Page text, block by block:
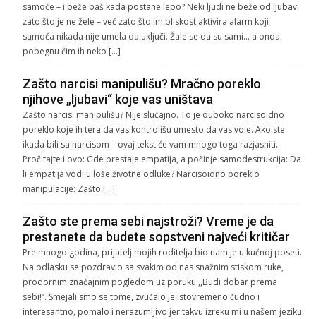
samoće – i beže baš kada postane lepo? Neki ljudi ne beže od ljubavi
zato što je ne žele – već zato što im bliskost aktivira alarm koji
samoća nikada nije umela da uključi. Žale se da su sami… a onda
pobegnu čim ih neko […]
Zašto narcisi manipulišu? Mračno poreklo
njihove „ljubavi“ koje vas uništava
Zašto narcisi manipulišu? Nije slučajno. To je duboko narcisoidno
poreklo koje ih tera da vas kontrolišu umesto da vas vole. Ako ste
ikada bili sa narcisom – ovaj tekst će vam mnogo toga razjasniti.
Pročitajte i ovo: Gde prestaje empatija, a počinje samodestrukcija: Da
li empatija vodi u loše životne odluke? Narcisoidno poreklo
manipulacije: Zašto […]
Zašto ste prema sebi najstroži? Vreme je da
prestanete da budete sopstveni najveći kritičar
Pre mnogo godina, prijatelj mojih roditelja bio nam je u kućnoj poseti.
Na odlasku se pozdravio sa svakim od nas snažnim stiskom ruke,
prodornim značajnim pogledom uz poruku ,,Budi dobar prema
sebi!“. Smejali smo se tome, zvučalo je istovremeno čudno i
interesantno, pomalo i nerazumljivo jer takvu izreku mi u našem jeziku